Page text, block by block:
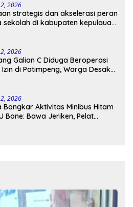
2026
strategis dan akselerasi peran
sekolah di kabupaten kepulauan
2026
Galian C Diduga Beroperasi
di Patimpeng, Warga Desak
2026
Bongkar Aktivitas Minibus Hitam
Bone: Bawa Jeriken, Pelat